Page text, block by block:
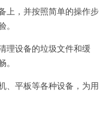
，并按照简单的操作步
设备的垃圾文件和缓
平板等各种设备，为用